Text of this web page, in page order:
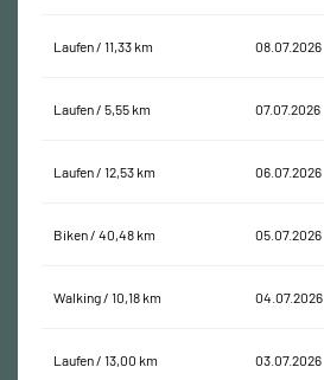
Laufen / 11,33 km 08.07.2026
Laufen / 5,55 km 07.07.2026
Laufen / 12,53 km 06.07.2026
Biken / 40,48 km 05.07.2026
Walking / 10,18 km 04.07.2026
Laufen / 13,00 km 03.07.2026